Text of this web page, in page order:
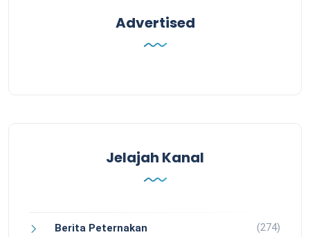
Advertised
Jelajah Kanal
Berita Peternakan (274)